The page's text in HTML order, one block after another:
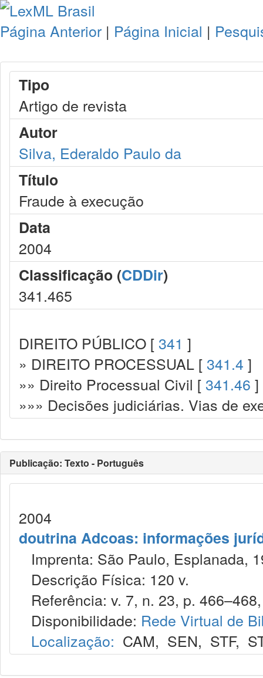
Página Anterior | Página Inicial |
Tipo
Artigo de revista
Autor
Silva, Ederaldo Paulo da
Título
Fraude à execução
Data
2004
Classificação (CDDir)
341.465
DIREITO PÚBLICO [ 341 ]
» DIREITO PROCESSUAL [ 341.4 ]
»» Direito Processual Civil [ 341.46 ]
»»» Decisões judiciárias. Vias de
Publicação: Texto - Português
2004
doutrina Adcoas: informações
Imprenta: São Paulo, Esplanada,
Descrição Física: 120 v.
Referência: v. 7, n. 23, p.
Disponibilidade: Rede Virtual de
Localização: CAM, SEN, STF,